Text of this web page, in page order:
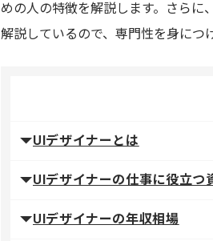
めの人の特徴を解説します。さらに
解説しているので、専門性を身につ
UIデザイナーとは
UIデザイナーの仕事に役立つ
UIデザイナーの年収相場